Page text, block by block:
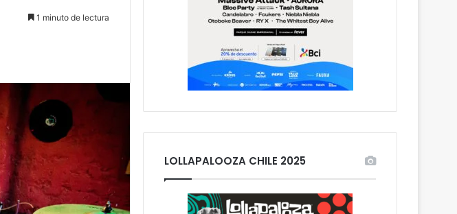
1 minuto de lectura
LOLLAPALOOZA CHILE 2025